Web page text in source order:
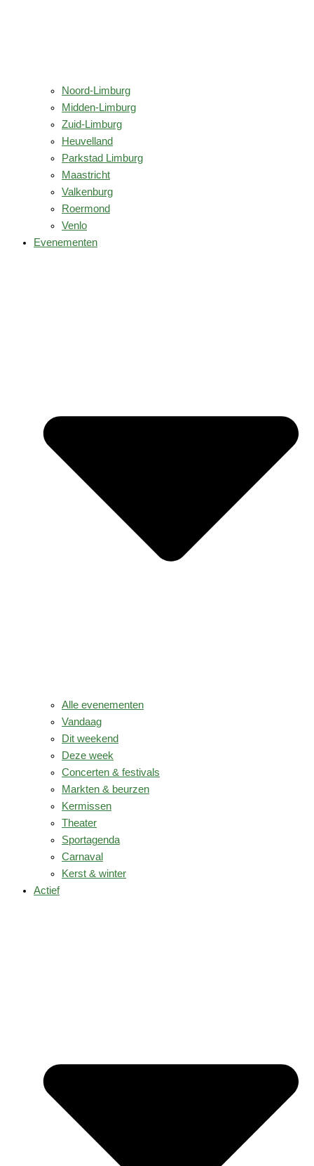
Noord-Limburg
Midden-Limburg
Zuid-Limburg
Heuvelland
Parkstad Limburg
Maastricht
Valkenburg
Roermond
Venlo
Evenementen
Alle evenementen
Vandaag
Dit weekend
Deze week
Concerten & festivals
Markten & beurzen
Kermissen
Theater
Sportagenda
Carnaval
Kerst & winter
Actief